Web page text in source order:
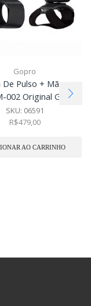
Gopro
De Pulso + Mão
002 Original GoPro
SKU: 06591
R$479,00
AO CARRINHO